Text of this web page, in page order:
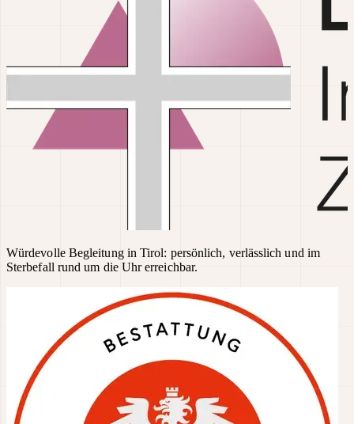
Würdevolle Begleitung in Tirol: persönlich, verlässlich und im
Sterbefall rund um die Uhr erreichbar.